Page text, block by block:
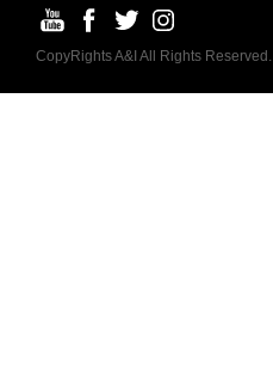
CopyRights A&I All Rights Reserved.